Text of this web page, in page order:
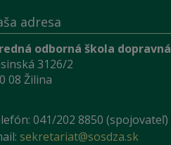
adresa
odborná škola dopravná
3126/2
08 Žilina
041/202 8850 (spojovateľ)
sekretariat@sosdza.sk